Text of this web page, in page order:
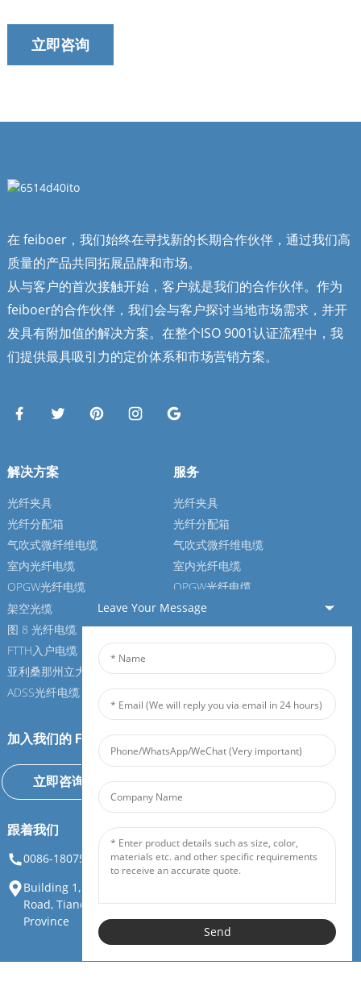
立即咨询
在 feiboer，我们始终在寻找新的长期合作伙伴，通过我们高
质量的产品共同拓展品牌和市场。
从与客户的首次接触开始，客户就是我们的合作伙伴。作为
feiboer的合作伙伴，我们会与客户探讨当地市场需求，并开
发具有附加值的解决方案。在整个ISO 9001认证流程中，我
们提供最具吸引力的定价体系和市场营销方案。
解决方案
光纤夹具
光纤分配箱
气吹式微纤维电缆
室内光纤电缆
OPGW光纤电缆
架空光缆
图 8 光纤电缆
FTTH入户电缆
亚利桑那州立大学光纤电缆
ADSS光纤电缆
服务
光纤夹具
光纤分配箱
气吹式微纤维电缆
室内光纤电缆
OPGW光纤电缆
架空光缆
图 8 光纤电缆
亚利桑那州立大学光纤电缆
ADSS光纤电缆
加入我们的 Feiboer
立即咨询
跟着我们
0086-18075108880
info@feiboer.com.cn
Building 1, Zhongjianbaobao Mansion, No. 30, Lianhu 3rd
Road, Tianding Street, Yuelu District, Changsha City, Hunan
Province
Leave Your Message
Send